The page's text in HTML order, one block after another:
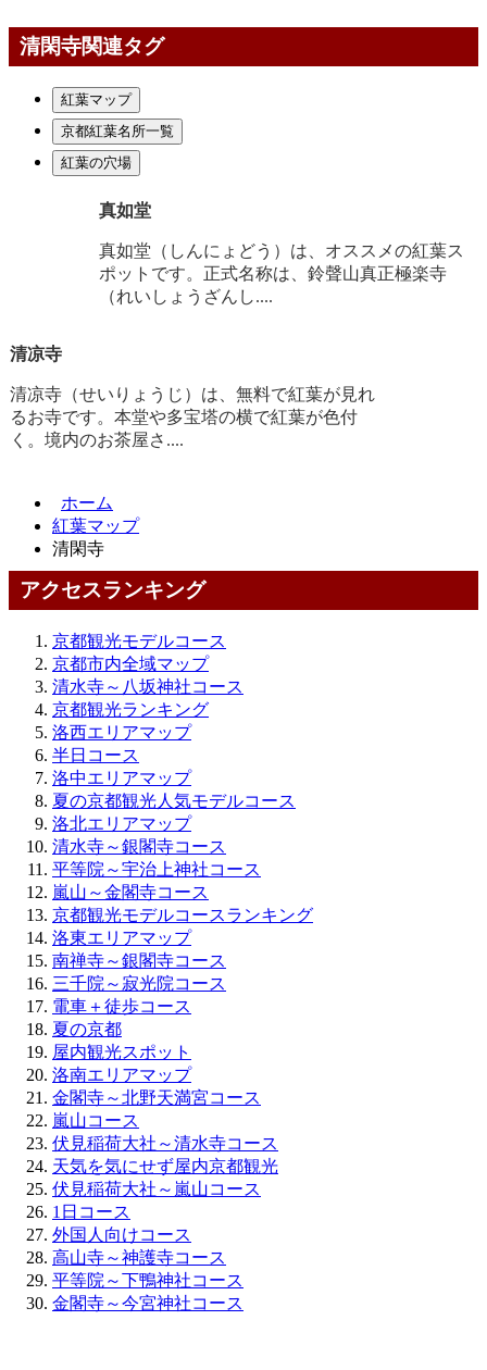
清閑寺関連タグ
紅葉マップ
京都紅葉名所一覧
紅葉の穴場
真如堂
真如堂（しんにょどう）は、オススメの紅葉ス
ポットです。正式名称は、鈴聲山真正極楽寺
（れいしょうざんし....
清凉寺
清凉寺（せいりょうじ）は、無料で紅葉が見れ
るお寺です。本堂や多宝塔の横で紅葉が色付
く。境内のお茶屋さ....
ホーム
紅葉マップ
清閑寺
アクセスランキング
京都観光モデルコース
京都市内全域マップ
清水寺～八坂神社コース
京都観光ランキング
洛西エリアマップ
半日コース
洛中エリアマップ
夏の京都観光人気モデルコース
洛北エリアマップ
清水寺～銀閣寺コース
平等院～宇治上神社コース
嵐山～金閣寺コース
京都観光モデルコースランキング
洛東エリアマップ
南禅寺～銀閣寺コース
三千院～寂光院コース
電車＋徒歩コース
夏の京都
屋内観光スポット
洛南エリアマップ
金閣寺～北野天満宮コース
嵐山コース
伏見稲荷大社～清水寺コース
天気を気にせず屋内京都観光
伏見稲荷大社～嵐山コース
1日コース
外国人向けコース
高山寺～神護寺コース
平等院～下鴨神社コース
金閣寺～今宮神社コース